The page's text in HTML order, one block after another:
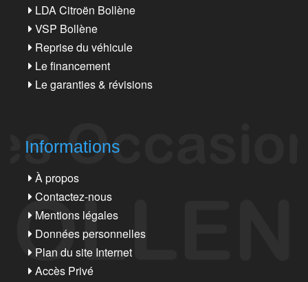
LDA Citroën Bollène
VSP Bollène
Reprise du véhicule
Le financement
Le garanties & révisions
Informations
À propos
Contactez-nous
Mentions légales
Données personnelles
Plan du site Internet
Accès Privé